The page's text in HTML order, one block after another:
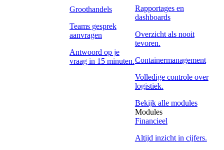
Groothandels
Teams gesprek
aanvragen
Antwoord op je
vraag in 15 minuten.
Rapportages en
dashboards
Overzicht als nooit
tevoren.
Containermanagement
Volledige controle over
logistiek.
Bekijk alle modules
Modules
Financieel
Altijd inzicht in cijfers.